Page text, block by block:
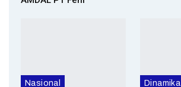
Nasional Dinamika